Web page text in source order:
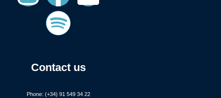
Contact us
Phone: (+34) 91 549 34 22